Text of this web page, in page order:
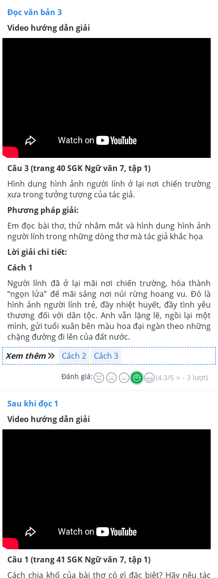
Đọc văn bản 3
Video hướng dẫn giải
Câu 3 (trang 40 SGK Ngữ văn 7, tập 1)
Hình dung hình ảnh người lính ở lại nơi chiến trường
xưa trong tưởng tượng của tác giả.
Phương pháp giải:
Em đọc bài thơ, thử nhắm mắt và hình dung hình ảnh
người lính trong những dòng thơ mà tác giả khắc họa
Lời giải chi tiết:
Cách 1
Người lính đã ở lại mãi nơi chiến trường, hóa thành
“ngọn lửa” để mãi sáng nơi núi rừng hoang vu. Đó là
hình ảnh người lính trẻ, đầy nhiệt huyết, đầy tình yêu
thương đối với dân tộc. Anh vẫn lặng lẽ, ngồi lại một
mình, gửi tuổi xuân bên màu hoa đại ngàn theo những
chặng đường đi lên của đất nước.
Xem thêm
Cách 2 Cách 3
Đánh giá: (4.3/5 ⭐ - 3 lượt)
Sau khi đọc 1
Video hướng dẫn giải
Câu 1 (trang 41 SGK Ngữ văn 7, tập 1)
Cách chia khổ của bài thơ có gì đặc biệt? Hãy nêu tác